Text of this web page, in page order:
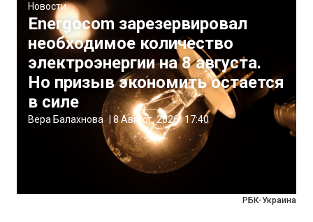
РБК-Украина
Новости
Energocom зарезервировал
необходимое количество
электроэнергии на 8 августа.
Но призыв экономить остается
в силе
Вера Балахнова 8 Август, 2026 17:40